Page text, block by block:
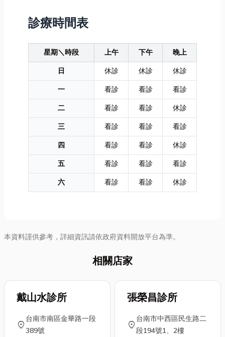
了深入解析原
篇文章就帶你
鋼...
定式...
診療時間表
星期＼時段 上午 下午
晚上
日
休診 休診
休診
一
看診 看診
看診
二
看診 看診
休診
三
看診 看診
看診
四
看診 看診
休診
五
看診 看診
看診
六
看診 看診 休診
本資料謹供參考，詳細資訊請依政府資料開放平台為準。
相關店家
戴山水診所
location_on
台南市南區金華路一段
389號
張榮昌診所
location_on
台南市中西區民生路二
段194號1、2樓